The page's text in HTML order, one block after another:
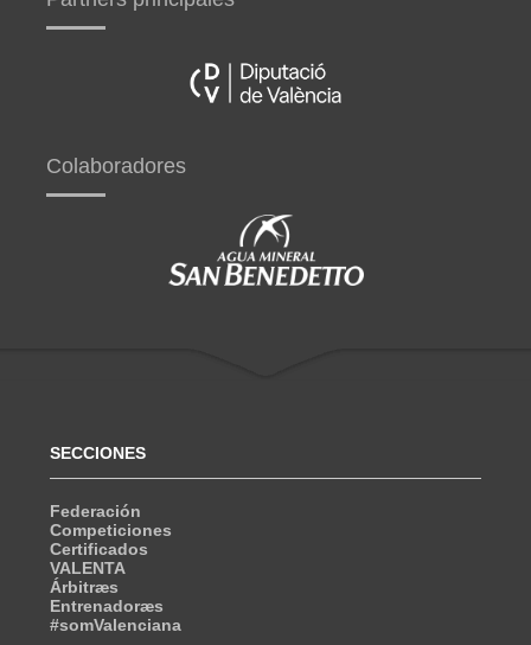
Colaboradores
SECCIONES
Federación
Competiciones
Certificados
VALENTA
Árbitræs
Entrenadoræs
#somValenciana